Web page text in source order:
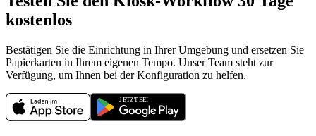
kostenlos
Bestätigen Sie die Einrichtung in Ihrer Umgebung und ersetzen Sie
Papierkarten in Ihrem eigenen Tempo. Unser Team steht zur
Verfügung, um Ihnen bei der Konfiguration zu helfen.